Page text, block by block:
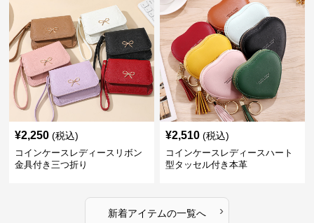
¥2,250 (税込)
コインケースレディースリボン
金具付き三つ折り
¥2,510 (税込)
コインケースレディースハート
型タッセル付き本革
新着アイテムの一覧へ ›